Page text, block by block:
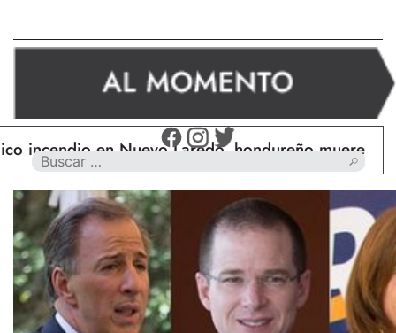
en Nuevo Laredo, hondureño muere calcinado